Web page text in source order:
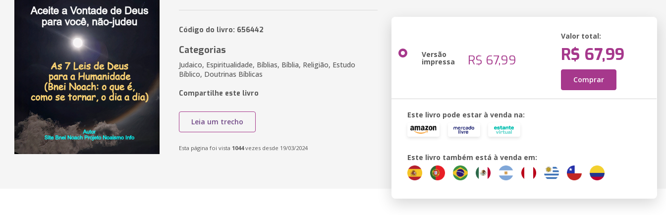
Código do livro: 656442
Categorias
Judaico, Espiritualidade, Bíblias, Bíblia, Religião, Estudo
Bíblico, Doutrinas Bíblicas
Compartilhe este livro
Leia um trecho
Esta página foi vista 1044vezes desde 19/03/2024
Versão
impressa R$ 67,99
Valor total:
R$ 67,99
Comprar
Este livro pode estar à venda na:
Este livro também está à venda em: